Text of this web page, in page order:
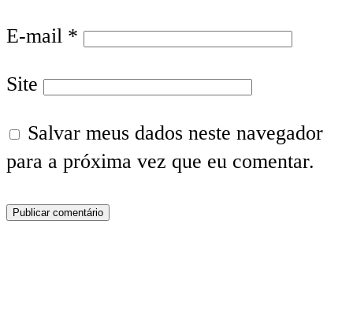
E-mail *
Site
Salvar meus dados neste navegador
para a próxima vez que eu comentar.